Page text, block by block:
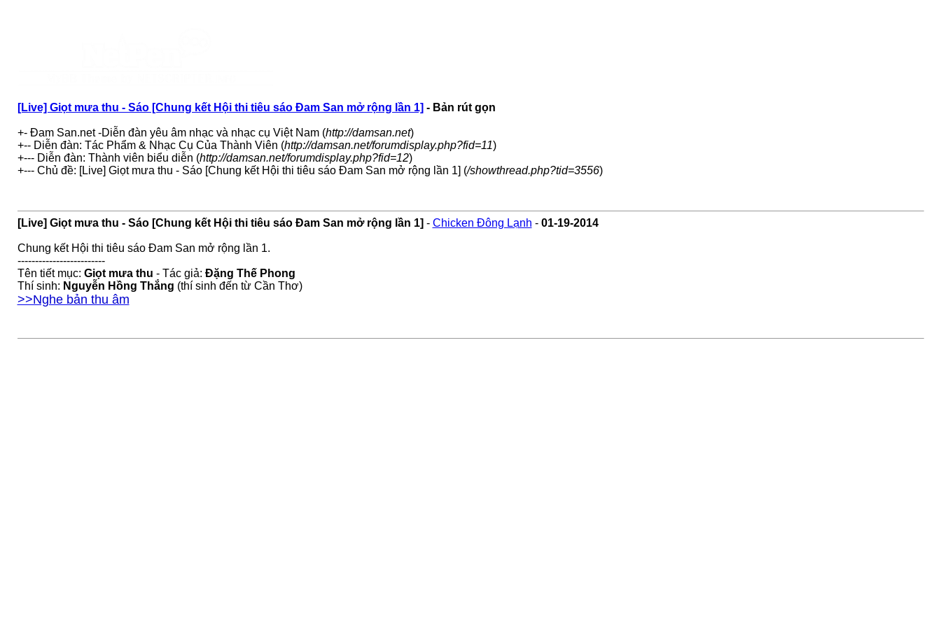
[Live] Giọt mưa thu - Sáo [Chung kết Hội thi tiêu sáo Đam San mở rộng lần 1] - Bản rút gọn
+- Đam San.net -Diễn đàn yêu âm nhạc và nhạc cụ Việt Nam (http://damsan.net)
+-- Diễn đàn: Tác Phẩm & Nhạc Cụ Của Thành Viên (http://damsan.net/forumdisplay.php?fid=11)
+--- Diễn đàn: Thành viên biểu diễn (http://damsan.net/forumdisplay.php?fid=12)
+--- Chủ đề: [Live] Giọt mưa thu - Sáo [Chung kết Hội thi tiêu sáo Đam San mở rộng lần 1] (/showthread.php?tid=3556)
[Live] Giọt mưa thu - Sáo [Chung kết Hội thi tiêu sáo Đam San mở rộng lần 1] - Chicken Đông Lạnh - 01-19-2014
Chung kết Hội thi tiêu sáo Đam San mở rộng lần 1.
-------------------------
Tên tiết mục: Giọt mưa thu - Tác giả: Đặng Thế Phong
Thí sinh: Nguyễn Hồng Thắng (thí sinh đến từ Cần Thơ)
>>Nghe bản thu âm